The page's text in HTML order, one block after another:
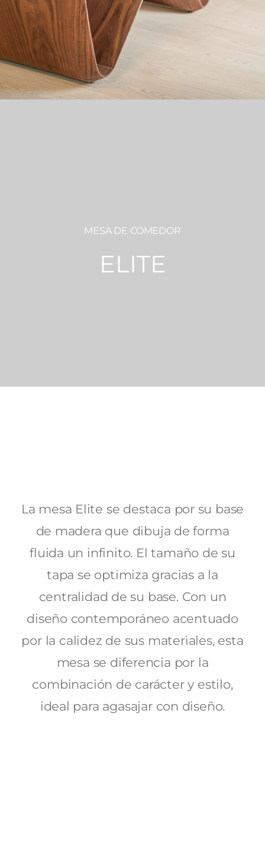
MESA DE COMEDOR
ELITE
La mesa Elite se destaca por su base
de madera que dibuja de forma
fluida un infinito. El tamaño de su
tapa se optimiza gracias a la
centralidad de su base. Con un
diseño contemporáneo acentuado
por la calidez de sus materiales, esta
mesa se diferencia por la
combinación de carácter y estilo,
ideal para agasajar con diseño.